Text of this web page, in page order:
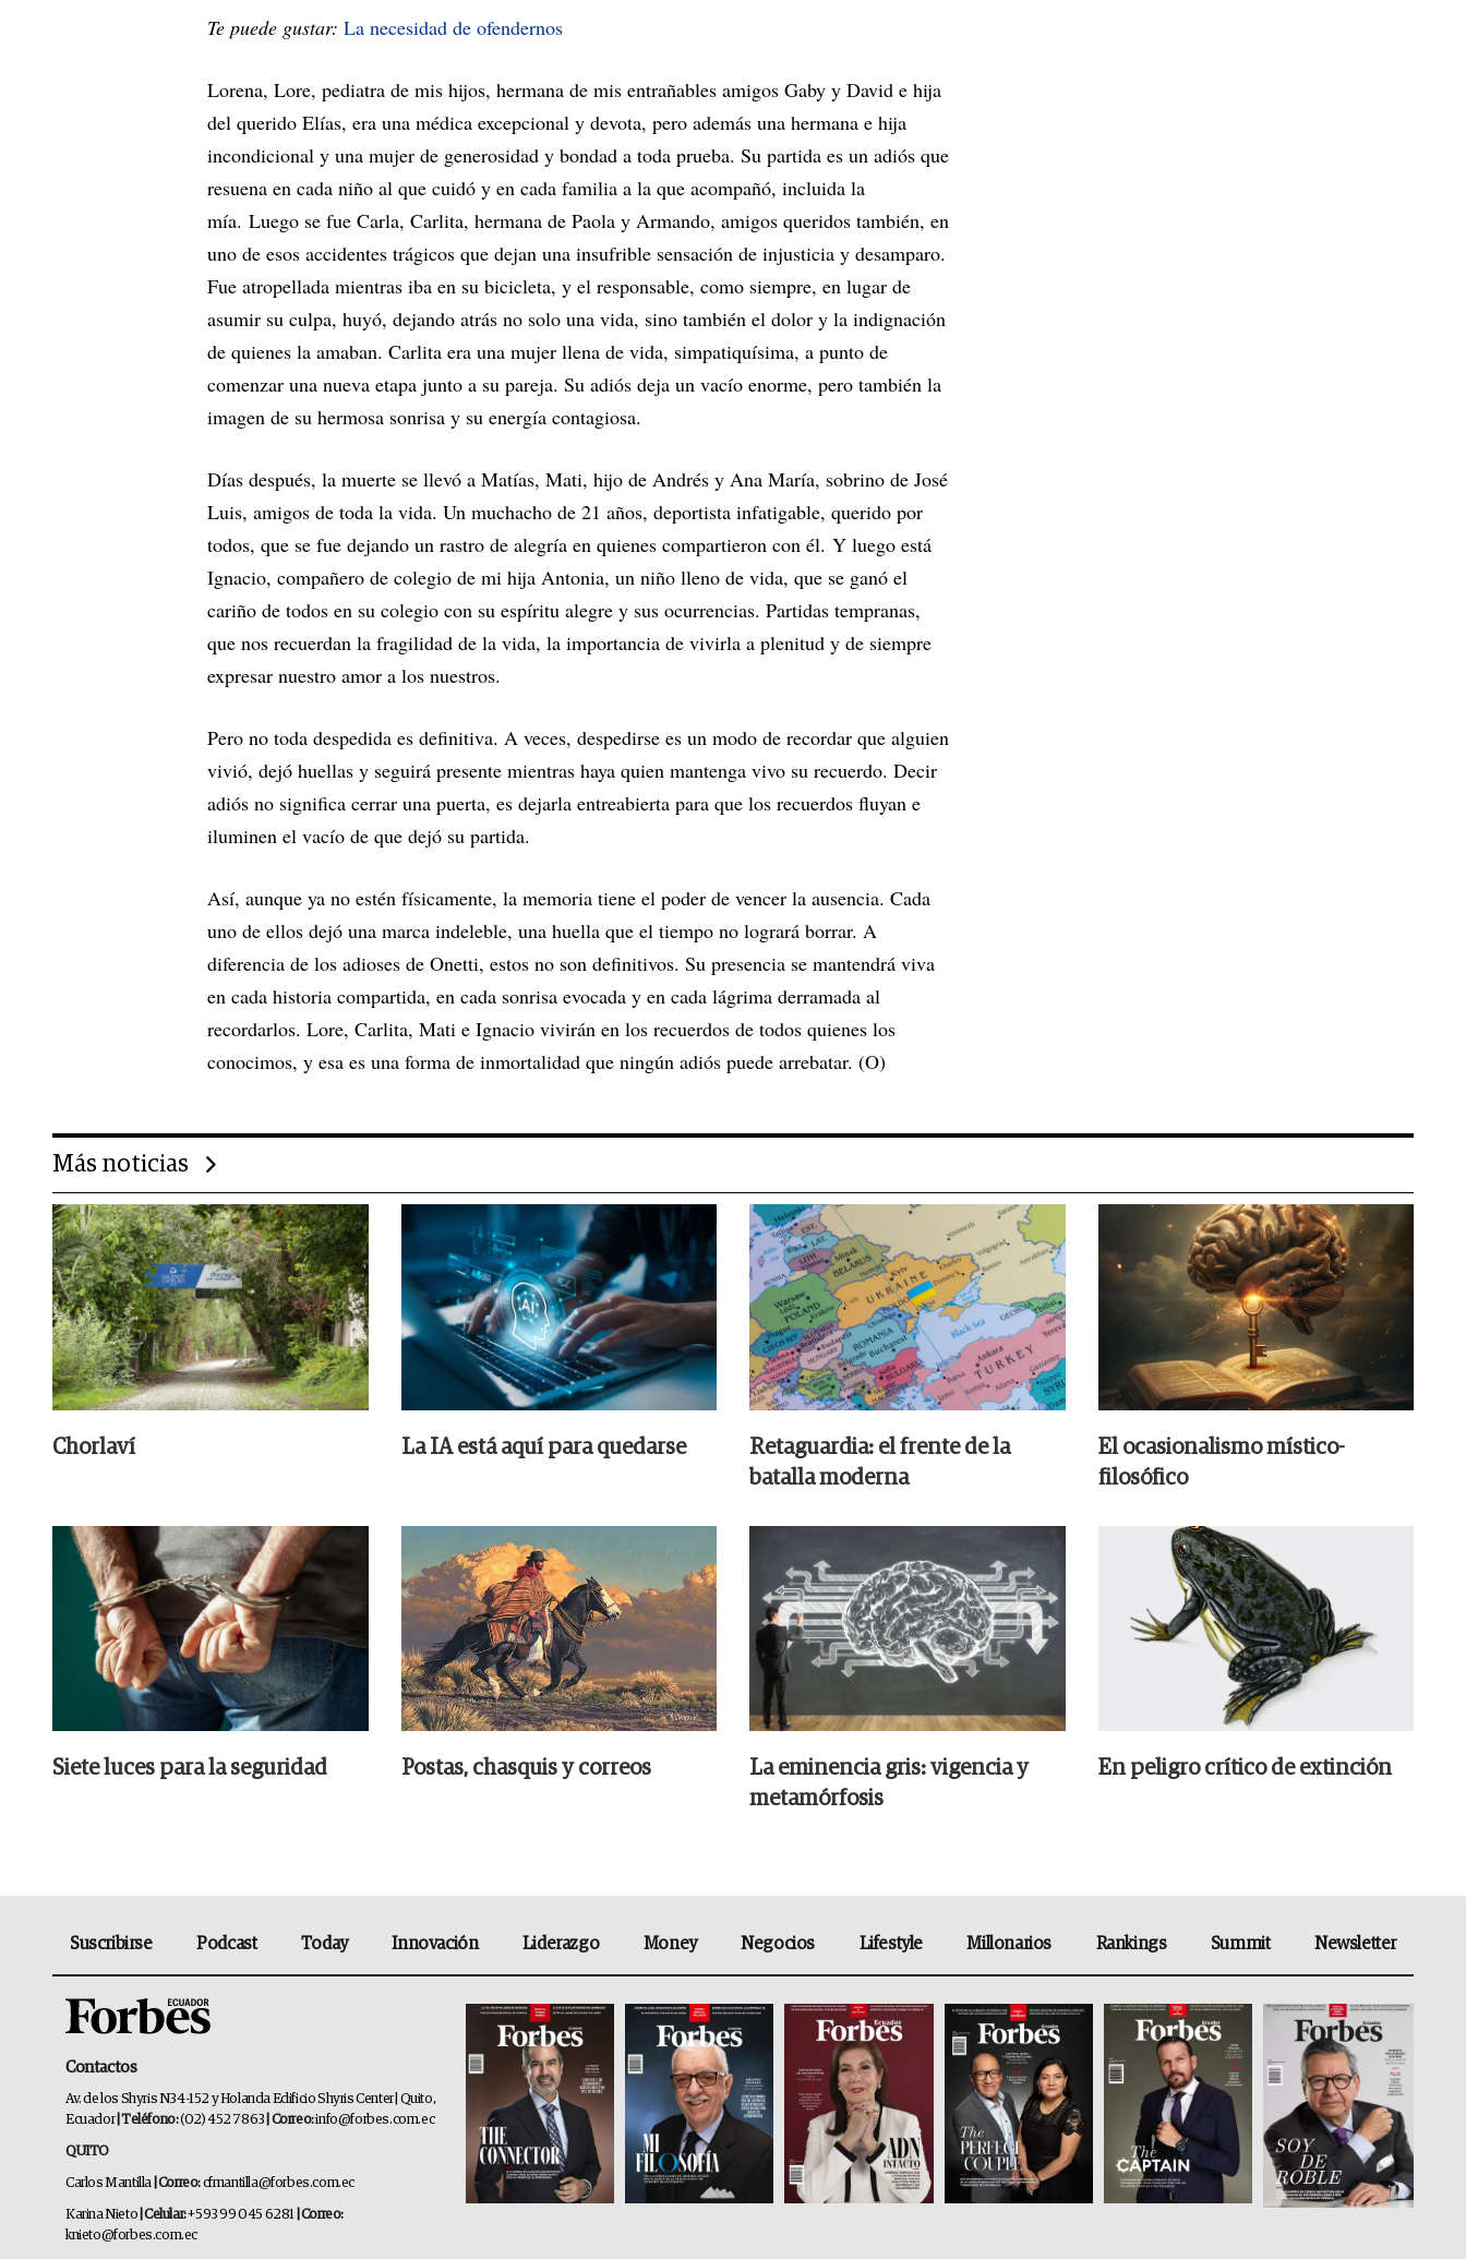
Te puede gustar: La necesidad de ofendernos
Lorena, Lore, pediatra de mis hijos, hermana de mis entrañables amigos Gaby y David e hija
del querido Elías, era una médica excepcional y devota, pero además una hermana e hija
incondicional y una mujer de generosidad y bondad a toda prueba. Su partida es un adiós que
resuena en cada niño al que cuidó y en cada familia a la que acompañó, incluida la
mía. Luego se fue Carla, Carlita, hermana de Paola y Armando, amigos queridos también, en
uno de esos accidentes trágicos que dejan una insufrible sensación de injusticia y desamparo.
Fue atropellada mientras iba en su bicicleta, y el responsable, como siempre, en lugar de
asumir su culpa, huyó, dejando atrás no solo una vida, sino también el dolor y la indignación
de quienes la amaban. Carlita era una mujer llena de vida, simpatiquísima, a punto de
comenzar una nueva etapa junto a su pareja. Su adiós deja un vacío enorme, pero también la
imagen de su hermosa sonrisa y su energía contagiosa.
Días después, la muerte se llevó a Matías, Mati, hijo de Andrés y Ana María, sobrino de José
Luis, amigos de toda la vida. Un muchacho de 21 años, deportista infatigable, querido por
todos, que se fue dejando un rastro de alegría en quienes compartieron con él. Y luego está
Ignacio, compañero de colegio de mi hija Antonia, un niño lleno de vida, que se ganó el
cariño de todos en su colegio con su espíritu alegre y sus ocurrencias. Partidas tempranas,
que nos recuerdan la fragilidad de la vida, la importancia de vivirla a plenitud y de siempre
expresar nuestro amor a los nuestros.
Pero no toda despedida es definitiva. A veces, despedirse es un modo de recordar que alguien
vivió, dejó huellas y seguirá presente mientras haya quien mantenga vivo su recuerdo. Decir
adiós no significa cerrar una puerta, es dejarla entreabierta para que los recuerdos fluyan e
iluminen el vacío de que dejó su partida.
Así, aunque ya no estén físicamente, la memoria tiene el poder de vencer la ausencia. Cada
uno de ellos dejó una marca indeleble, una huella que el tiempo no logrará borrar. A
diferencia de los adioses de Onetti, estos no son definitivos. Su presencia se mantendrá viva
en cada historia compartida, en cada sonrisa evocada y en cada lágrima derramada al
recordarlos. Lore, Carlita, Mati e Ignacio vivirán en los recuerdos de todos quienes los
conocimos, y esa es una forma de inmortalidad que ningún adiós puede arrebatar. (O)
Más noticias
Chorlaví La IA está aquí para quedarse
Retaguardia: el frente de la
batalla moderna
El ocasionalismo místico-
filosófico
Siete luces para la seguridad Postas, chasquis y correos
La eminencia gris: vigencia y
metamórfosis
En peligro crítico de extinción
Suscribirse Podcast Today Innovación Liderazgo Money Negocios Lifestyle Millonarios Rankings Summit Newsletter
Contactos
Av. de los Shyris N34-152 y Holanda Edificio Shyris Center | Quito,
Ecuador | Teléfono:(02) 452 7863 | Correo:info@forbes.com.ec
QUITO
Carlos Mantilla | Correo:cfmantilla@forbes.com.ec
Karina Nieto | Celular:+593 99 045 6281 | Correo:
knieto@forbes.com.ec